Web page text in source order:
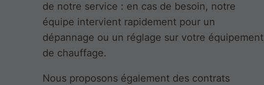
de notre service : en cas de besoin, notre
équipe intervient rapidement pour un
dépannage ou un réglage sur votre équipement
de chauffage.
Nous proposons également des contrats